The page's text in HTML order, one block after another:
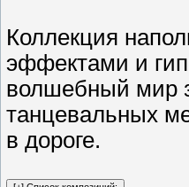
Коллекция
эффектами и
волшебный мир
танцевальных
в дороге.